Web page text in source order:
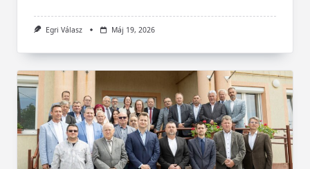
Egri Válasz Máj 19, 2026